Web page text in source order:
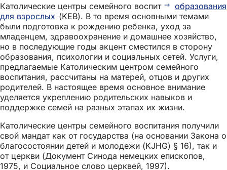
Католические центры семейного воспит
образования
для взрослых (KEB). В то время основными темами
были подготовка к рождению ребенка, уход за
младенцем, здравоохранение и домашнее хозяйство,
но в последующие годы акцент сместился в сторону
образования, психологии и социальных сетей. Услуги,
предлагаемые Католическим центром семейного
воспитания, рассчитаны на матерей, отцов и других
родителей. В настоящее время основное внимание
уделяется укреплению родительских навыков и
поддержке семей на разных этапах их жизни.
Католические центры семейного воспитания получили
свой мандат как от государства (на основании Закона о
благосостоянии детей и молодежи (KJHG) § 16), так и
от церкви (Документ Синода немецких епископов,
1975, и Социальное слово церквей, 1997).